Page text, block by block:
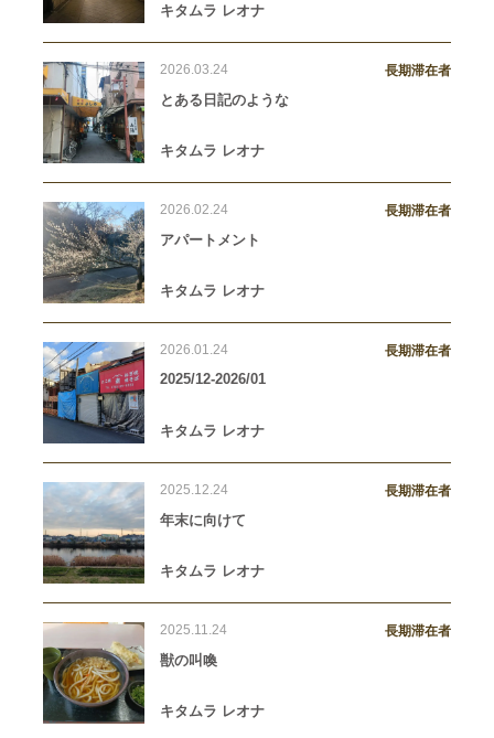
キタムラ レオナ
2026.03.24 長期滞在者
とある日記のような
キタムラ レオナ
2026.02.24 長期滞在者
アパートメント
キタムラ レオナ
2026.01.24 長期滞在者
2025/12-2026/01
キタムラ レオナ
2025.12.24 長期滞在者
年末に向けて
キタムラ レオナ
2025.11.24 長期滞在者
獣の叫喚
キタムラ レオナ